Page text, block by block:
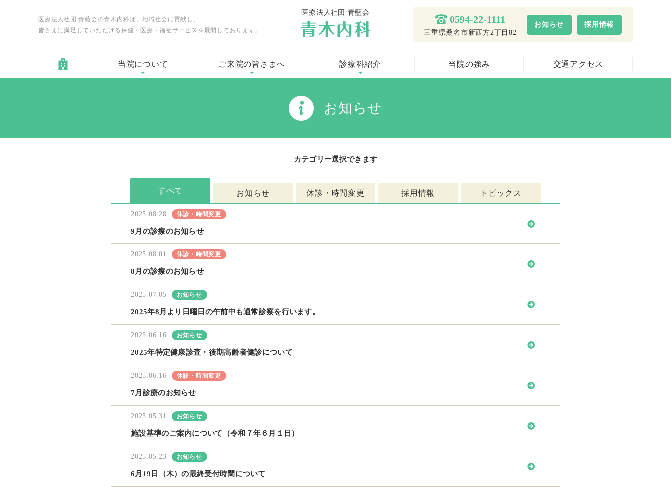
医療法人社団 青藍会の青木内科は、地域社会に貢献し、
皆さまに満足していただける保健・医療・福祉サービスを展開しております。
0594-22-1111
三重県桑名市新西方2丁目82
お知らせ 採用情報
当院について ご来院の皆さまへ 診療科紹介 当院の強み 交通アクセス
お知らせ
カテゴリー選択できます
すべて お知らせ 休診・時間変更 採用情報 トピックス
2025.08.28 休診・時間変更
9月の診療のお知らせ
2025.08.01 休診・時間変更
8月の診療のお知らせ
2025.07.05 お知らせ
2025年8月より日曜日の午前中も通常診察を行います。
2025.06.16 お知らせ
2025年特定健康診査・後期高齢者健診について
2025.06.16 休診・時間変更
7月診療のお知らせ
2025.05.31 お知らせ
施設基準のご案内について（令和７年６月１日）
2025.05.23 お知らせ
6月19日（木）の最終受付時間について